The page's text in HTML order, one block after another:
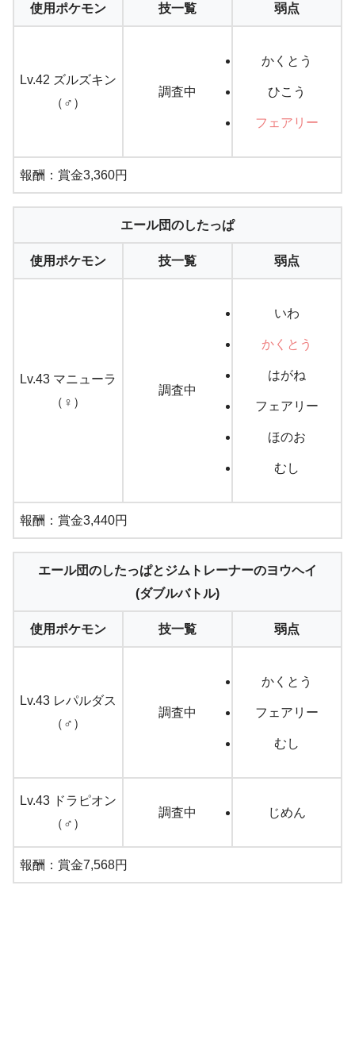
使用ポケモン 技一覧 弱点
Lv.42 ズルズキン
（♂）
調査中
かくとう
ひこう
フェアリー
報酬：賞金3,360円
エール団のしたっぱ
使用ポケモン 技一覧 弱点
Lv.43 マニューラ
（♀）
調査中
いわ
かくとう
はがね
フェアリー
ほのお
むし
報酬：賞金3,440円
エール団のしたっぱとジムトレーナーのヨウヘイ
(ダブルバトル)
使用ポケモン 技一覧 弱点
Lv.43 レパルダス
（♂）
調査中
かくとう
フェアリー
むし
Lv.43 ドラピオン
（♂）
調査中 じめん
報酬：賞金7,568円